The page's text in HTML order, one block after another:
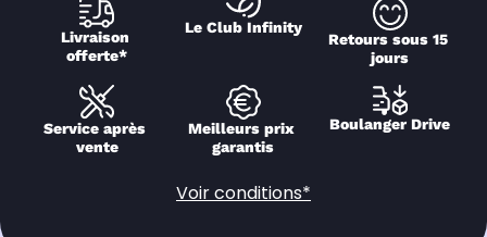
Livraison
offerte*
Le Club Infinity
Retours sous 15
jours
Service après
vente
Meilleurs prix
garantis
Boulanger Drive
Voir conditions*